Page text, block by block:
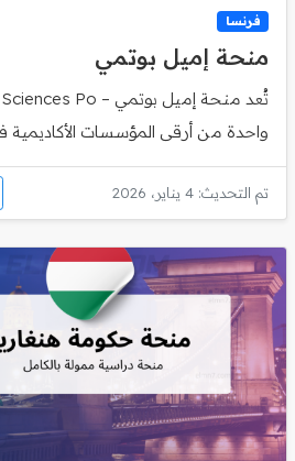
فرنسا
منحة إميل بوتمي
واحدة من أرقى المؤسسات الأكاديمية
تم التحديث: 4 يناير، 2026